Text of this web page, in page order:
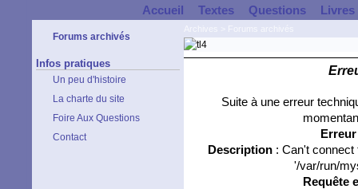
Accueil Textes Questions Livres
Forums archivés
Infos pratiques
Un peu d'histoire
La charte du site
Foire Aux Questions
Contact
Suite à une erreur
Description: Can't connect
'/var/run/
Requête